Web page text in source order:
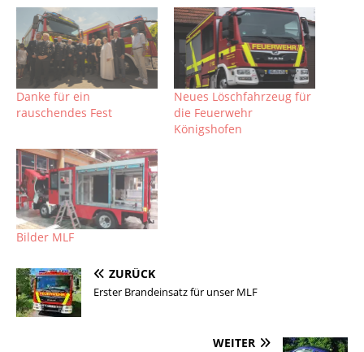
Danke für ein
rauschendes Fest
Neues Löschfahrzeug für
die Feuerwehr
Königshofen
Bilder MLF
ZURÜCK
Erster Brandeinsatz für unser MLF
WEITER